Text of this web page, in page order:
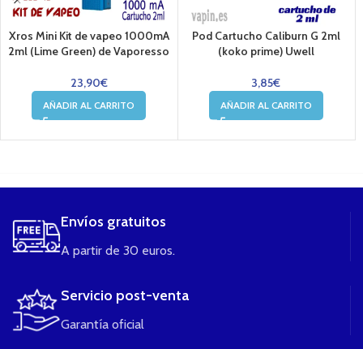
Xros Mini Kit de vapeo 1000mA
2ml (Lime Green) de Vaporesso
23,90€
AÑADIR AL CARRITO
Pod Cartucho Caliburn G 2ml
(koko prime) Uwell
3,85€
AÑADIR AL CARRITO
Envíos gratuitos
A partir de 30 euros.
Servicio post-venta
Garantía oficial